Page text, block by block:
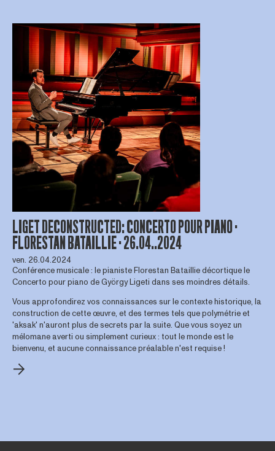
LIGET DECONSTRUCTED: CONCERTO POUR PIANO ·
FLORESTAN BATAILLIE · 26.04..2024
ven. 26.04.2024
Conférence musicale : le pianiste Florestan Bataillie décortique le
Concerto pour piano de György Ligeti dans ses moindres détails.
Vous approfondirez vos connaissances sur le contexte historique, la
construction de cette œuvre, et des termes tels que polymétrie et
'aksak' n'auront plus de secrets par la suite. Que vous soyez un
mélomane averti ou simplement curieux : tout le monde est le
bienvenu, et aucune connaissance préalable n'est requise !